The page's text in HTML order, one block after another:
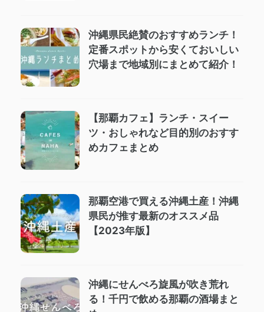
沖縄県民絶賛のおすすめランチ！
定番スポットから安くておいしい
穴場まで地域別にまとめて紹介！
【那覇カフェ】ランチ・スイー
ツ・おしゃれなど目的別のおすす
めカフェまとめ
那覇空港で買える沖縄土産！沖縄
県民が推す最新のオススメ品
【2023年版】
沖縄にせんべろ旋風が吹き荒れ
る！千円で飲める那覇の酒場まと